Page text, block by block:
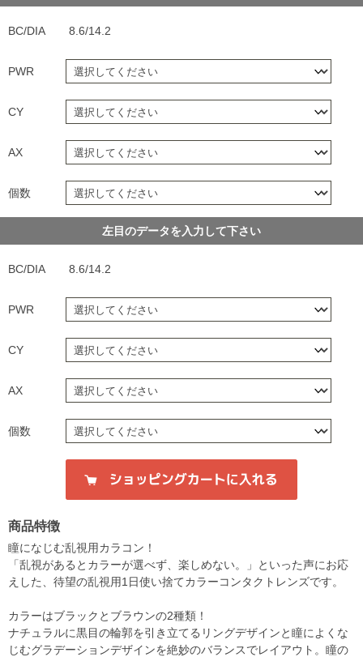
BC/DIA 8.6/14.2
PWR
CY
AX
個数
左目のデータを入力して下さい
BC/DIA 8.6/14.2
PWR
CY
AX
個数
商品特徴
瞳になじむ乱視用カラコン！
「乱視があるとカラーが選べず、楽しめない。」といった声にお応
えした、待望の乱視用1日使い捨てカラーコンタクトレンズです。
カラーはブラックとブラウンの2種類！
ナチュラルに黒目の輪郭を引き立てるリングデザインと瞳によくな
じむグラデーションデザインを絶妙のバランスでレイアウト。瞳の